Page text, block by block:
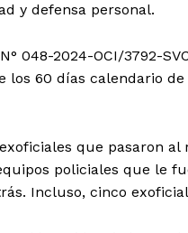
y defensa personal.
048-2024-OCI/3792-
60 días calendario
que pasaron
policiales que le
Incluso, cinco